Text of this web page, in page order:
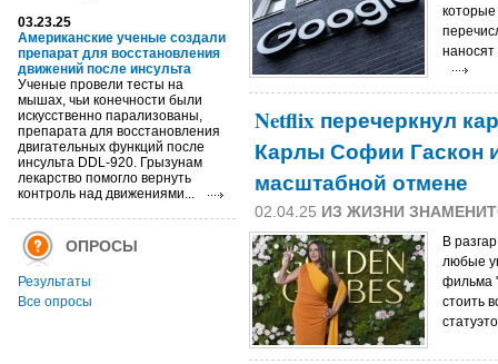
03.23.25
Американские ученые создали
препарат для восстановления
движений после инсульта
Ученые провели тесты на
мышах, чьи конечности были
искусственно парализованы,
препарата для восстановления
двигательных функций после
инсульта DDL-920. Грызунам
лекарство помогло вернуть
контроль над движениями...
ОПРОСЫ
Результаты
Все опросы
Netflix перечеркнул
Карлы Софии Гаскон
масштабной отмене
02.04.25 ИЗ ЖИЗНИ
В
любые
фильма
стоить